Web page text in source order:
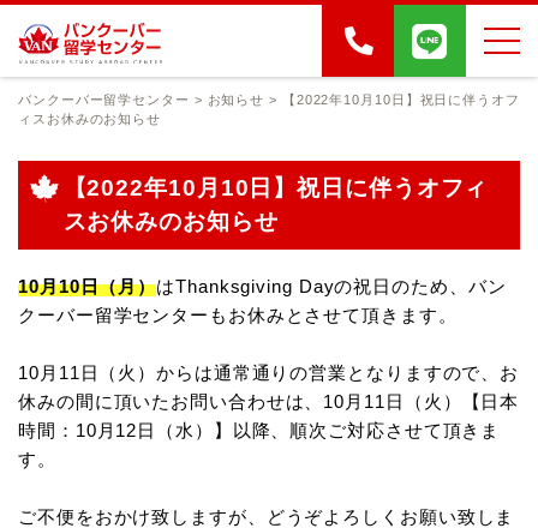
バンクーバー留学センター > お知らせ >
【2022年10月10日】祝日に伴うオフ
ィスお休みのお知らせ
【2022年10月10日】祝日に伴うオフィ
スお休みのお知らせ
10月10日（月）はThanksgiving Dayの祝日のため、バン
クーバー留学センターもお休みとさせて頂きます。
10月11日（火）からは通常通りの営業となりますので、お
休みの間に頂いたお問い合わせは、 10月11日（火）【日本
時間：10月12日（水）】以降、順次ご対応させて頂きま
す。
ご不便をおかけ致しますが、どうぞよろしくお願い致しま